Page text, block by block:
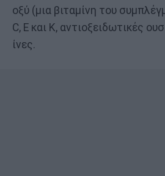
οξύ (μια βιταμίνη του
C, Ε και Κ, αντιοξειδωτικές
ίνες.